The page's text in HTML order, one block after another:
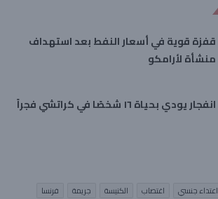
قفزة قوية في أسعار النفط بعد استهداف
منشأة لأرامكو
انفجار يودي بحياة ١٦ شخصًا في كراتشي فجراً
اعتداء جنسي اغتصاب الكنيسة جريمة
فرنسا